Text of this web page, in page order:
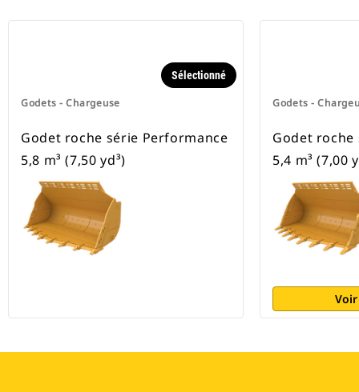
Godets - Chargeuse
Sélectionné
Godet roche série Performance
5,8 m³ (7,50 yd³)
Godets -
Godet
5,4 m³ (7,00